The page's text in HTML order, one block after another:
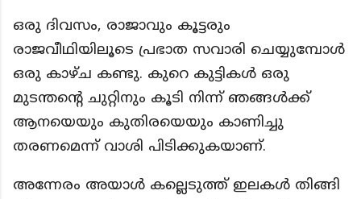
ഒരു ദിവസം, രാജാവും കൂട്ടരും
രാജവീഥിയിലൂടെ പ്രഭാത സവാരി ചെയ്യുമ്പോൾ
ഒരു കാഴ്ച കണ്ടു. കുറെ കുട്ടികൾ ഒരു
മുടന്തന്റെ ചുറ്റിനും കൂടി നിന്ന് ഞങ്ങൾക്ക്
ആനയെയും കുതിരയെയും കാണിച്ചു
തരണമെന്ന് വാശി പിടിക്കുകയാണ്.
അന്നേരം അയാൾ കല്ലെടുത്ത് ഇലകൾ തിങ്ങി